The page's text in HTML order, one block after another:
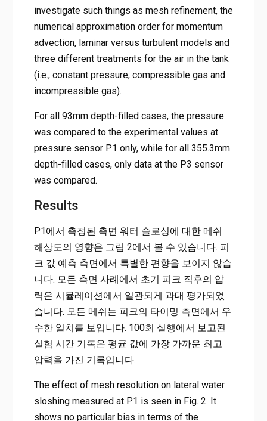
investigate such things as mesh refinement, the
numerical approximation order for momentum
advection, laminar versus turbulent models and
three different treatments for the air in the tank
(i.e., constant pressure, compressible gas and
incompressible gas).
For all 93mm depth-filled cases, the pressure
was compared to the experimental values at
pressure sensor P1 only, while for all 355.3mm
depth-filled cases, only data at the P3 sensor
was compared.
Results
P1에서 측정된 측면 워터 슬로싱에 대한 메쉬
해상도의 영향은 그림 2에서 볼 수 있습니다. 피
크 값 예측 측면에서 특별한 편향을 보이지 않습
니다. 모든 측면 사례에서 초기 피크 직후의 압
력은 시뮬레이션에서 일관되게 과대 평가되었
습니다. 모든 메쉬는 피크의 타이밍 측면에서 우
수한 일치를 보입니다. 100회 실행에서 보고된
실험 시간 기록은 평균 값에 가장 가까운 최고
압력을 가진 기록입니다.
The effect of mesh resolution on lateral water
sloshing measured at P1 is seen in Fig. 2. It
shows no particular bias in terms of the